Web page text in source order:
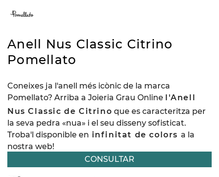
Anell Nus Classic Citrino
Pomellato
Coneixes ja l'anell més icònic de la marca
Pomellato? Arriba a Joieria Grau Online l'Anell
Nus Classic de Citrino que es caracteritza per
la seva pedra «nua» i el seu disseny sofisticat.
Troba'l disponible en infinitat de colors a la
nostra web!
CONSULTAR